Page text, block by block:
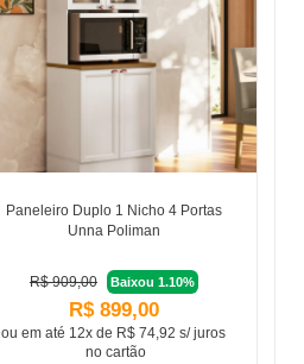
Paneleiro Duplo 1 Nicho 4 Portas
Unna Poliman
R$ 909,00 Baixou 1.10%
R$ 899,00
ou em até 12x de R$ 74,92 s/ juros
no cartão